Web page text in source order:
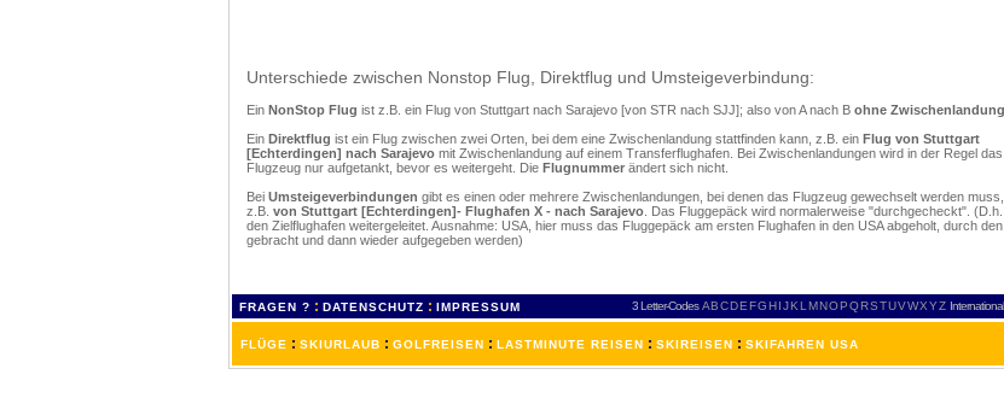
Unterschiede zwischen Nonstop Flug, Direktflug und Umsteigeverbindung:
Ein NonStop Flug ist z.B. ein Flug von Stuttgart nach Sarajevo [von STR nach SJJ]; also von A nach B ohne Zwischenlandung
Ein Direktflug ist ein Flug zwischen zwei Orten, bei dem eine Zwischenlandung stattfinden kann, z.B. ein Flug von Stuttgart
[Echterdingen] nach Sarajevo mit Zwischenlandung auf einem Transferflughafen. Bei Zwischenlandungen wird in der Regel das
Flugzeug nur aufgetankt, bevor es weitergeht. Die Flugnummer ändert sich nicht.
Bei Umsteigeverbindungen gibt es einen oder mehrere Zwischenlandungen, bei denen das Flugzeug gewechselt werden muss,
z.B. von Stuttgart [Echterdingen]- Flughafen X - nach Sarajevo . Das Fluggepäck wird normalerweise "durchgecheckt". (D.h.
den Zielflughafen weitergeleitet. Ausnahme: USA, hier muss das Fluggepäck am ersten Flughafen in den USA abgeholt, durch
gebracht und dann wieder aufgegeben werden)
FRAGEN ? : DATENSCHUTZ : IMPRESSUM 3 Letter-Codes ABCDEFGH IJKL MNOPQRSTUVWXYZ
FLÜGE : SKIURLAUB : GOLFREISEN : LASTMINUTE REISEN : SKIREISEN : SKIFAHREN USA